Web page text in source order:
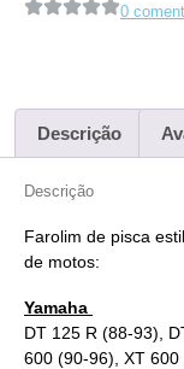
0
Descrição
Descrição
Farolim de pisca
de motos:
Yamaha
DT 125 R (88-93),
600 (90-96), XT 600